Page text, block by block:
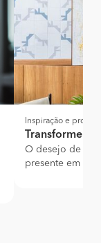
Inspiração e
Transforme a
O desejo de
presente em